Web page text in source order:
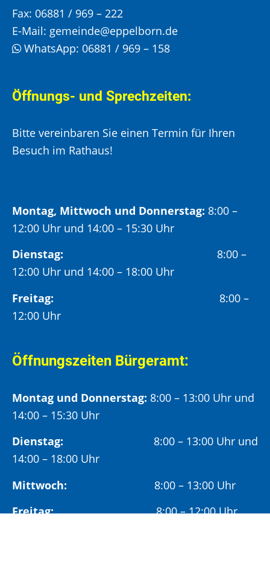
Fax: 06881 / 969 – 222
E-Mail: gemeinde@eppelborn.de
WhatsApp: 06881 / 969 – 158
Öffnungs- und Sprechzeiten:
Bitte vereinbaren Sie einen Termin für Ihren
Besuch im Rathaus!
Montag, Mittwoch und Donnerstag: 8:00 –
12:00 Uhr und 14:00 – 15:30 Uhr
Dienstag: 8:00 –
12:00 Uhr und 14:00 – 18:00 Uhr
Freitag:
8:00 –
12:00 Uhr
Öffnungszeiten Bürgeramt:
Montag und Donnerstag: 8:00 – 13:00 Uhr und
14:00 – 15:30 Uhr
Dienstag: 8:00 – 13:00 Uhr und
14:00 – 18:00 Uhr
Mittwoch: 8:00 – 13:00 Uhr
Freitag:8:00 – 12:00 Uhr